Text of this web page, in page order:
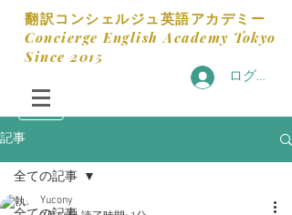
​翻訳コンシェルジュ英語アカデミー
​Concierge English Academy Tokyo
​Since 2015
ログイン
記事
全ての記事
Yucony